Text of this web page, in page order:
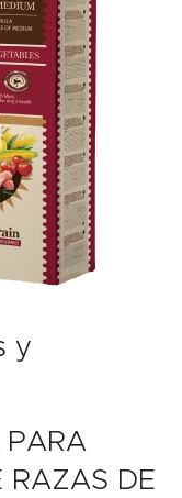
y
PARA
RAZAS DE